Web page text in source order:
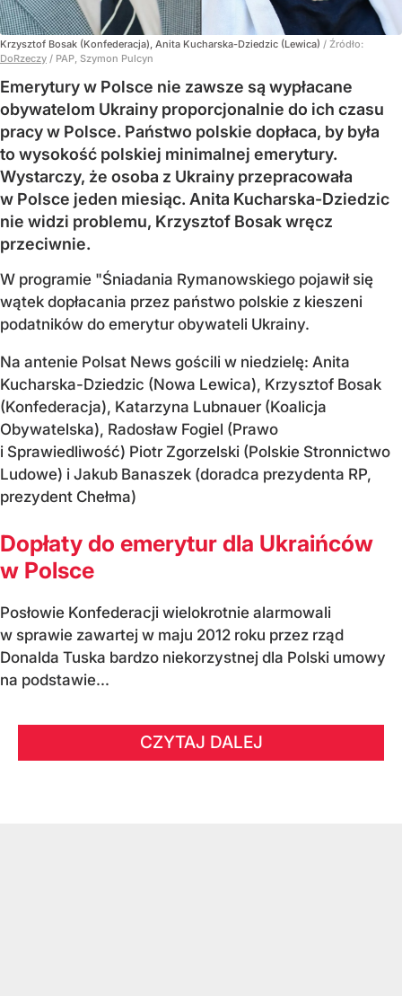
Krzysztof Bosak (Konfederacja), Anita Kucharska-Dziedzic (Lewica) / Źródło:
DoRzeczy / PAP, Szymon Pulcyn
Emerytury w Polsce nie zawsze są wypłacane
obywatelom Ukrainy proporcjonalnie do ich czasu
pracy w Polsce. Państwo polskie dopłaca, by była
to wysokość polskiej minimalnej emerytury.
Wystarczy, że osoba z Ukrainy przepracowała
w Polsce jeden miesiąc. Anita Kucharska-Dziedzic
nie widzi problemu, Krzysztof Bosak wręcz
przeciwnie.
W programie "Śniadania Rymanowskiego pojawił się
wątek dopłacania przez państwo polskie z kieszeni
podatników do emerytur obywateli Ukrainy.
Na antenie Polsat News gościli w niedzielę: Anita
Kucharska-Dziedzic (Nowa Lewica), Krzysztof Bosak
(Konfederacja), Katarzyna Lubnauer (Koalicja
Obywatelska), Radosław Fogiel (Prawo
i Sprawiedliwość) Piotr Zgorzelski (Polskie Stronnictwo
Ludowe) i Jakub Banaszek (doradca prezydenta RP,
prezydent Chełma)
Dopłaty do emerytur dla Ukraińców
w Polsce
Posłowie Konfederacji wielokrotnie alarmowali
w sprawie zawartej w maju 2012 roku przez rząd
Donalda Tuska bardzo niekorzystnej dla Polski umowy
na podstawie...
CZYTAJ DALEJ